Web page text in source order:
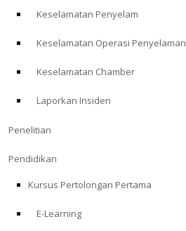
Keselamatan Penyelam
Keselamatan Operasi Penyelaman
Keselamatan Chamber
Laporkan Insiden
Penelitian
Pendidikan
Kursus Pertolongan Pertama
E-Learning